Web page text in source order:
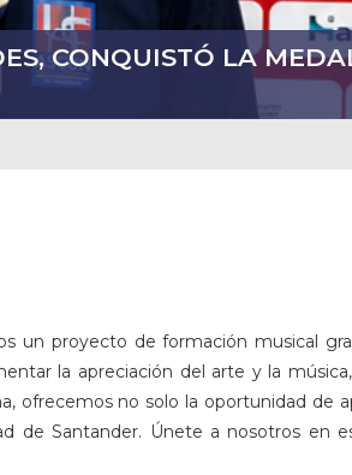
CONQUISTÓ LA
EL APRENDIZAJE A
JORNADA DIRIGIDA
MUESTRA CULTURAL
un proyecto de formación musical
la apreciación del arte y la
ofrecemos no solo la oportunidad de
de Santander. Únete a nosotros en